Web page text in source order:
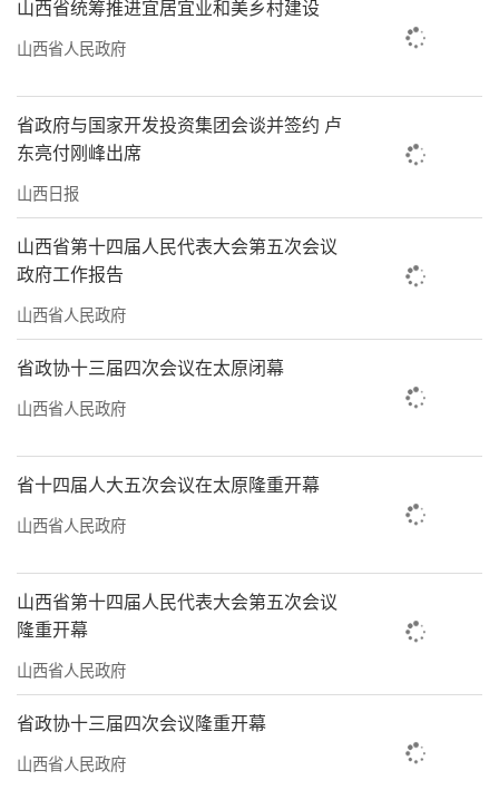
山西省统筹推进宜居宜业和美乡村建设
山西省人民政府
省政府与国家开发投资集团会谈并签约 卢
东亮付刚峰出席
山西日报
山西省第十四届人民代表大会第五次会议
政府工作报告
山西省人民政府
省政协十三届四次会议在太原闭幕
山西省人民政府
省十四届人大五次会议在太原隆重开幕
山西省人民政府
山西省第十四届人民代表大会第五次会议
隆重开幕
山西省人民政府
省政协十三届四次会议隆重开幕
山西省人民政府